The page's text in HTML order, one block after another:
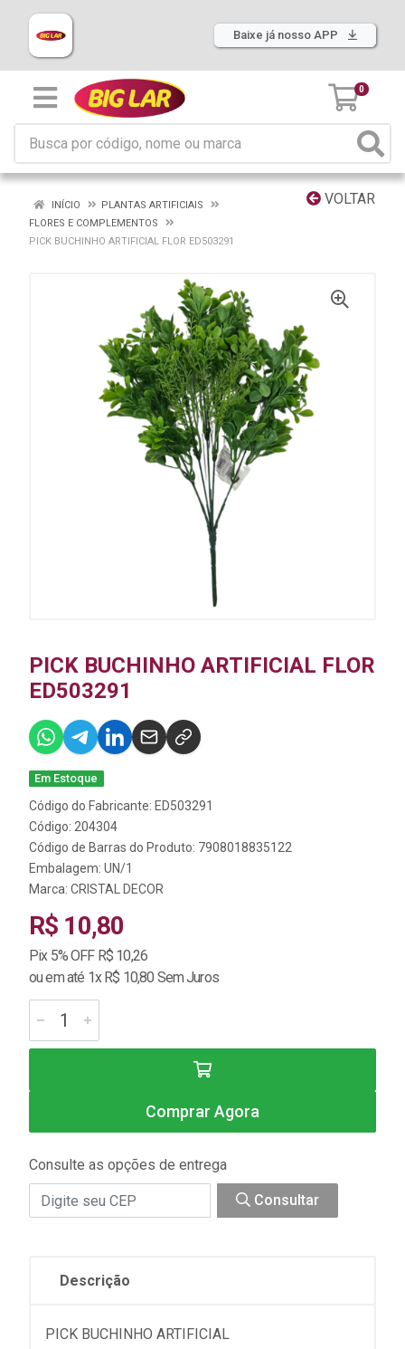
Baixe já nosso APP
0
VOLTAR
INÍCIO
PLANTAS ARTIFICIAIS
FLORES E COMPLEMENTOS
PICK BUCHINHO ARTIFICIAL FLOR ED503291
PICK BUCHINHO ARTIFICIAL FLOR
ED503291
Em Estoque
Código do Fabricante: ED503291
Código: 204304
Código de Barras do Produto: 7908018835122
Embalagem: UN/1
Marca: CRISTAL DECOR
R$ 10,80
Pix 5% OFF R$ 10,26
ou em até 1x R$ 10,80 Sem Juros
Comprar Agora
Consulte as opções de entrega
Consultar
Descrição
PICK BUCHINHO ARTIFICIAL